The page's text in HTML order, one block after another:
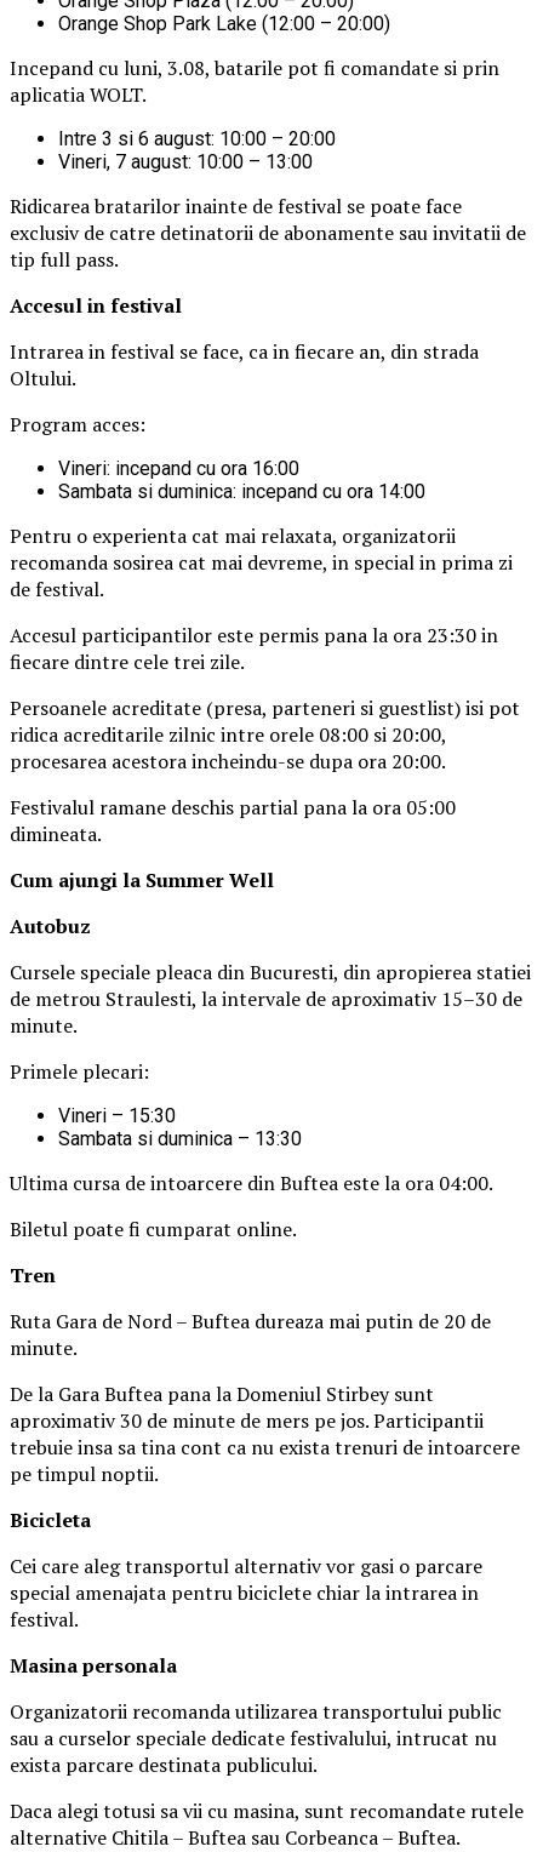
Orange Shop Park Lake (12:00 – 20:00)
Incepand cu luni, 3.08, batarile pot fi comandate si prin
aplicatia WOLT.
Intre 3 si 6 august: 10:00 – 20:00
Vineri, 7 august: 10:00 – 13:00
Ridicarea bratarilor inainte de festival se poate face
exclusiv de catre detinatorii de abonamente sau invitatii de
tip full pass.
Accesul in festival
Intrarea in festival se face, ca in fiecare an, din strada
Oltului.
Program acces:
Vineri: incepand cu ora 16:00
Sambata si duminica: incepand cu ora 14:00
Pentru o experienta cat mai relaxata, organizatorii
recomanda sosirea cat mai devreme, in special in prima zi
de festival.
Accesul participantilor este permis pana la ora 23:30 in
fiecare dintre cele trei zile.
Persoanele acreditate (presa, parteneri si guestlist) isi pot
ridica acreditarile zilnic intre orele 08:00 si 20:00,
procesarea acestora incheindu-se dupa ora 20:00.
Festivalul ramane deschis partial pana la ora 05:00
dimineata.
Cum ajungi la Summer Well
Autobuz
Cursele speciale pleaca din Bucuresti, din apropierea statiei
de metrou Straulesti, la intervale de aproximativ 15–30 de
minute.
Primele plecari:
Vineri – 15:30
Sambata si duminica – 13:30
Ultima cursa de intoarcere din Buftea este la ora 04:00.
Biletul poate fi cumparat online.
Tren
Ruta Gara de Nord – Buftea dureaza mai putin de 20 de
minute.
De la Gara Buftea pana la Domeniul Stirbey sunt
aproximativ 30 de minute de mers pe jos. Participantii
trebuie insa sa tina cont ca nu exista trenuri de intoarcere
pe timpul noptii.
Bicicleta
Cei care aleg transportul alternativ vor gasi o parcare
special amenajata pentru biciclete chiar la intrarea in
festival.
Masinapersonala
Organizatorii recomanda utilizarea transportului public
sau a curselor speciale dedicate festivalului, intrucat nu
exista parcare destinata publicului.
Daca alegi totusi sa vii cu masina, sunt recomandate rutele
alternative Chitila – Buftea sau Corbeanca – Buftea.